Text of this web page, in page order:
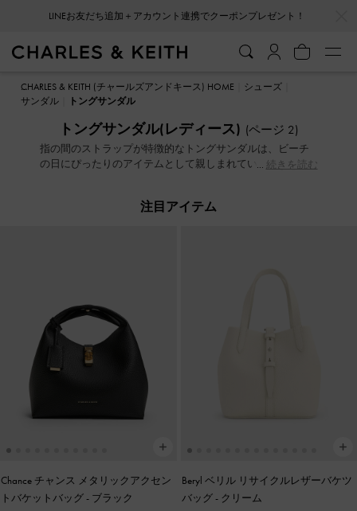
LINEお友だち追加＋アカウント連携でクーポンプレゼント！
CHARLES & KEITH (チャールズアンドキース) HOME
シューズ
サンダル
トングサンダル
トングサンダル(レディース) (ページ 2)
指の間のストラップが特徴的なトングサンダルは、ビーチ
の日にぴったりのアイテムとして親しまれていました。最
調整可能なスリングバックストラップ付きのヒールトング
続きを読む
注目アイテム
Chance チャンス メタリックアクセン
トバケットバッグ- ブラック
Beryl ベリル リサイクルレザーバケツ
バッグ- クリーム